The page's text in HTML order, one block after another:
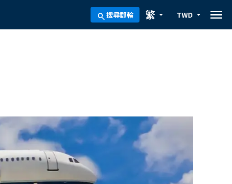
search搜尋郵輪 arrow_drop_down
繁 arrow_drop_down
TWD menu